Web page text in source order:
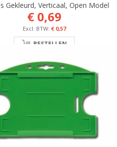
Gekleurd, Verticaal, Open Model
€ 0,69
€ 0,57
BESTELLEN